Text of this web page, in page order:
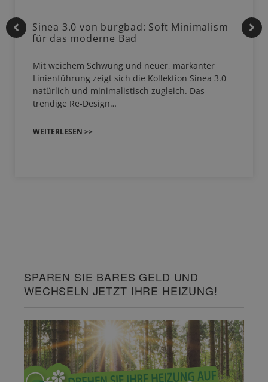
Sinea 3.0 von burgbad: Soft Minimalism
für das moderne Bad
Mit weichem Schwung und neuer, markanter
Linienführung zeigt sich die Kollektion Sinea 3.0
natürlich und minimalistisch zugleich. Das
trendige Re-Design…
WEITERLESEN >>
SPAREN SIE BARES GELD UND
WECHSELN JETZT IHRE HEIZUNG!